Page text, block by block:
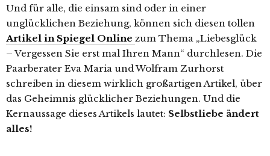
Und für alle, die einsam sind oder in einer
unglücklichen Beziehung, können sich diesen tollen
Artikel in Spiegel Online zum Thema „Liebesglück
– Vergessen Sie erst mal Ihren Mann“ durchlesen. Die
Paarberater Eva Maria und Wolfram Zurhorst
schreiben in diesem wirklich großartigen Artikel, über
das Geheimnis glücklicher Beziehungen. Und die
Kernaussage dieses Artikels lautet: Selbstliebe ändert
alles!